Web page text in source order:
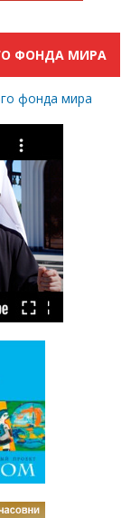
ФОНДА МИРА
фонда мира